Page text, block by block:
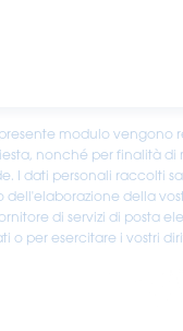
modulo vengono
nonché per finalità
I dati personali raccolti
della
di servizi di posta
o per esercitare i vostri